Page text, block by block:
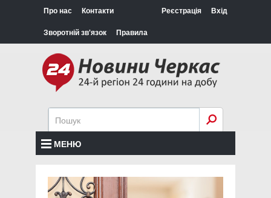
Про нас Контакти
Зворотній зв'язок Правила
Реєстрація Вхід
МЕНЮ